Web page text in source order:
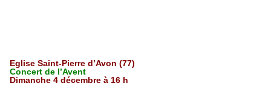
Eglise Saint-Pierre d’Avon (77)
Concert de l’Avent
Dimanche 4 décembre à 16 h